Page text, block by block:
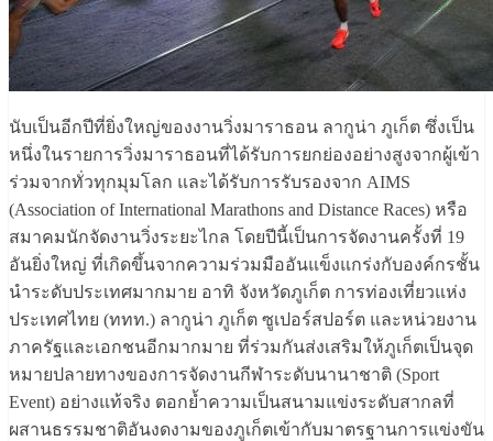
นับเป็นอีกปีที่ยิ่งใหญ่ของงานวิ่งมาราธอน ลากูน่า ภูเก็ต ซึ่งเป็น
หนึ่งในรายการวิ่งมาราธอนที่ได้รับการยกย่องอย่างสูงจากผู้เข้า
ร่วมจากทั่วทุกมุมโลก และได้รับการรับรองจาก AIMS
(Association of International Marathons and Distance Races) หรือ
สมาคมนักจัดงานวิ่งระยะไกล โดยปีนี้เป็นการจัดงานครั้งที่ 19
อันยิ่งใหญ่ ที่เกิดขึ้นจากความร่วมมืออันแข็งแกร่งกับองค์กรชั้น
นำระดับประเทศมากมาย อาทิ จังหวัดภูเก็ต การท่องเที่ยวแห่ง
ประเทศไทย (ททท.) ลากูน่า ภูเก็ต ซูเปอร์สปอร์ต และหน่วยงาน
ภาครัฐและเอกชนอีกมากมาย ที่ร่วมกันส่งเสริมให้ภูเก็ตเป็นจุด
หมายปลายทางของการจัดงานกีฬาระดับนานาชาติ (Sport
Event) อย่างแท้จริง ตอกย้ำความเป็นสนามแข่งระดับสากลที่
ผสานธรรมชาติอันงดงามของภูเก็ตเข้ากับมาตรฐานการแข่งขัน